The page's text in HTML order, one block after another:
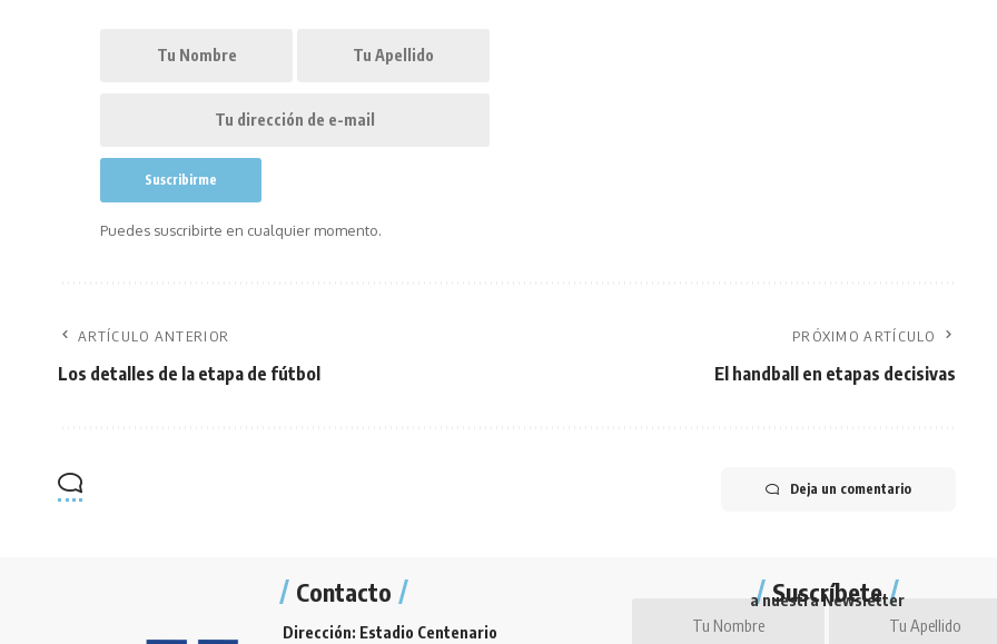
Puedes suscribirte en cualquier momento.
ARTÍCULO ANTERIOR
Los detalles de la etapa de fútbol
PRÓXIMO ARTÍCULO
El handball en etapas decisivas
Deja un comentario
Contacto
Dirección: Estadio Centenario
Suscríbete
a nuestra Newsletter